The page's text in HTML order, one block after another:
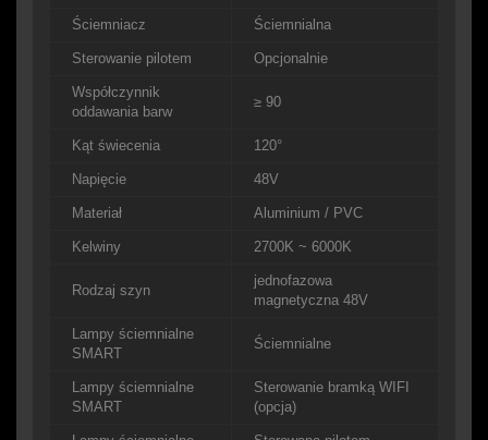
Ściemniacz Ściemnialna
Sterowanie pilotem Opcjonalnie
Współczynnik
oddawania barw
≥ 90
Kąt świecenia 120°
Napięcie 48V
Materiał Aluminium / PVC
Kelwiny 2700K ~ 6000K
Rodzaj szyn
jednofazowa
magnetyczna 48V
Lampy ściemnialne
SMART
Ściemnialne
Lampy ściemnialne
SMART
Sterowanie bramką WIFI
(opcja)